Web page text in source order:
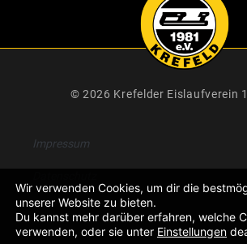
© 2026 Krefelder Eislaufverein
Impressum
Wir verwenden Cookies, um dir die
unserer Website zu bieten.
Du kannst mehr darüber erfahren, welche
verwenden, oder sie unter Einstellungen